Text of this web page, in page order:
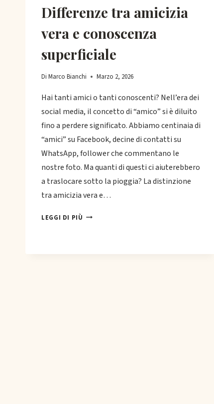
Differenze tra amicizia
vera e conoscenza
superficiale
Di Marco Bianchi Marzo 2, 2026
Hai tanti amici o tanti conoscenti? Nell’era dei
social media, il concetto di “amico” si è diluito
fino a perdere significato. Abbiamo centinaia di
“amici” su Facebook, decine di contatti su
WhatsApp, follower che commentano le
nostre foto. Ma quanti di questi ci aiuterebbero
a traslocare sotto la pioggia? La distinzione
tra amicizia vera e…
LEGGI DI PIÙ DIFFERENZE